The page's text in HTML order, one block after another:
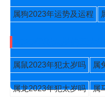
属狗2023年运势及运程
属鼠2023年犯太岁吗 属
属龙2023年犯太岁吗 属